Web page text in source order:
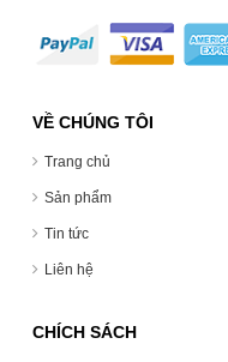
VỀ CHÚNG TÔI
Trang chủ
Sản phẩm
Tin tức
Liên hệ
CHÍCH SÁCH